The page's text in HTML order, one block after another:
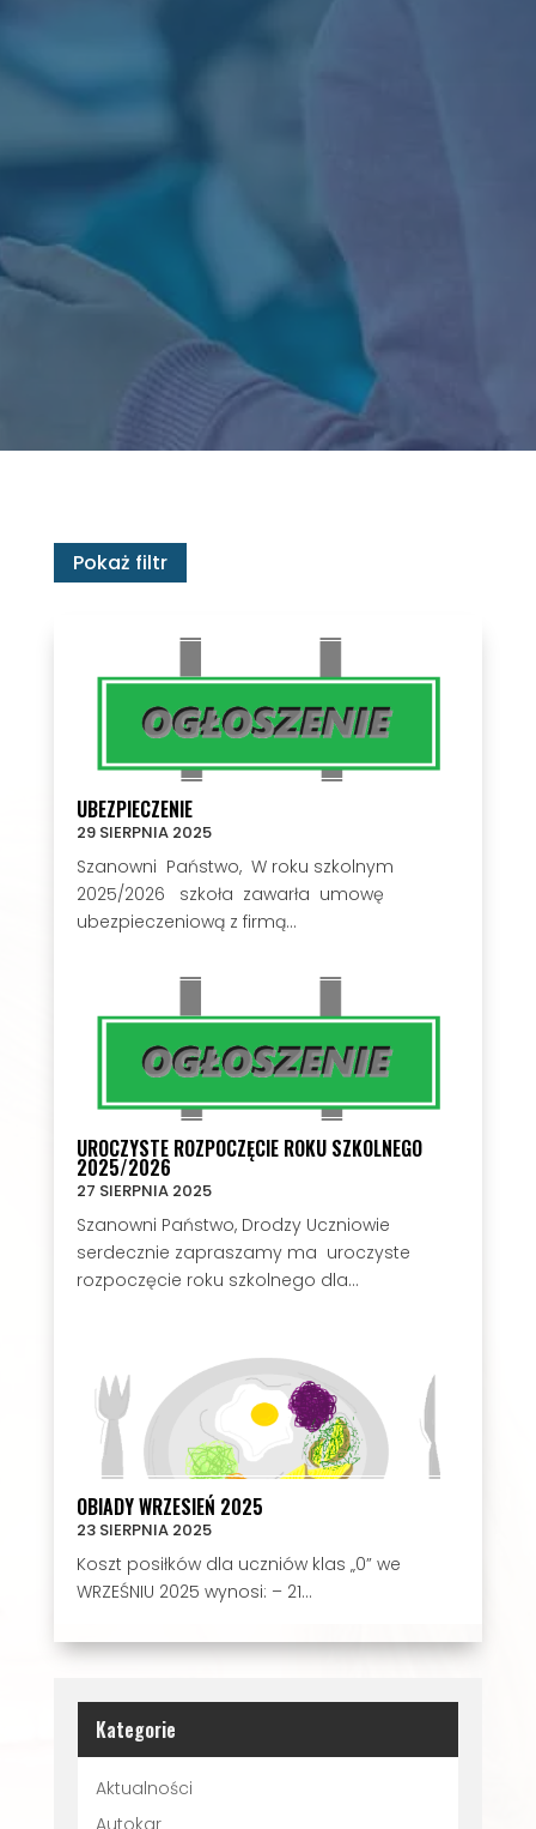
Pokaż filtr
UBEZPIECZENIE
29 SIERPNIA 2025
Szanowni Państwo, W roku szkolnym
2025/2026 szkoła zawarła umowę
ubezpieczeniową z firmą...
UROCZYSTE ROZPOCZĘCIE ROKU SZKOLNEGO
2025/2026
27 SIERPNIA 2025
Szanowni Państwo, Drodzy Uczniowie
serdecznie zapraszamy ma uroczyste
rozpoczęcie roku szkolnego dla...
OBIADY WRZESIEŃ 2025
23 SIERPNIA 2025
Koszt posiłków dla uczniów klas „0” we
WRZEŚNIU 2025 wynosi: – 21...
Kategorie
Aktualności
Autokar